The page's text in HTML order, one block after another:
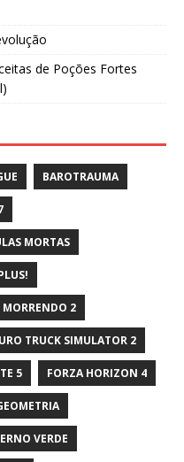
de Poções Fortes
BAROTRAUMA
MORTAS
MORRENDO 2
TRUCK SIMULATOR 2
5 FORZA HORIZON 4
VERDE